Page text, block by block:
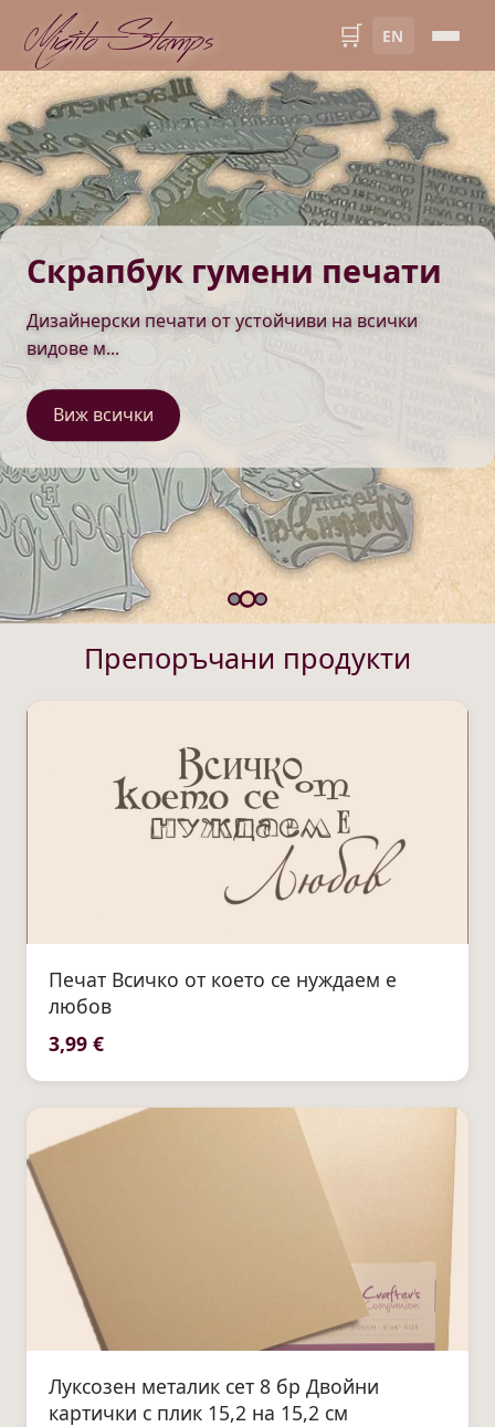
Migito Stamps 🛒 EN
Скрапбук гумени печати
Дизайнерски печати от устойчиви на всички
видове м...
Виж всички
Препоръчани продукти
Печат Всичко от което се нуждаем е
любов
3,99 €
Луксозен металик сет 8 бр Двойни
картички с плик 15,2 на 15,2 см